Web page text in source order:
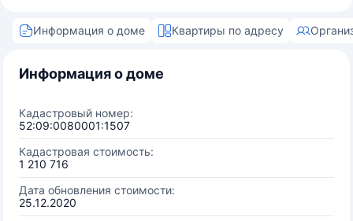
Информация о доме Квартиры по адресу
Информация о доме
Кадастровый номер:
52:09:0080001:1507
Кадастровая стоимость:
1 210 716
Дата обновления стоимости:
25.12.2020